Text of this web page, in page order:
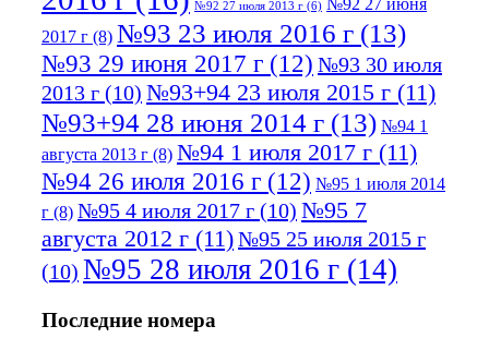
№92 27 июля 2013 г (6) №92 27 июня
2017 г (8) №93 23 июля 2016 г (13)
№93 29 июня 2017 г (12) №93 30 июля
2013 г (10) №93+94 23 июля 2015 г (11)
№93+94 28 июня 2014 г (13) №94 1
августа 2013 г (8) №94 1 июля 2017 г (11)
№94 26 июля 2016 г (12) №95 1 июля 2014
г (8) №95 4 июля 2017 г (10) №95 7
августа 2012 г (11)№95 25 июля 2015 г
(10) №95 28 июля 2016 г (14)
июля 2017 г(11)№96 9 августа 2012
Последние номера